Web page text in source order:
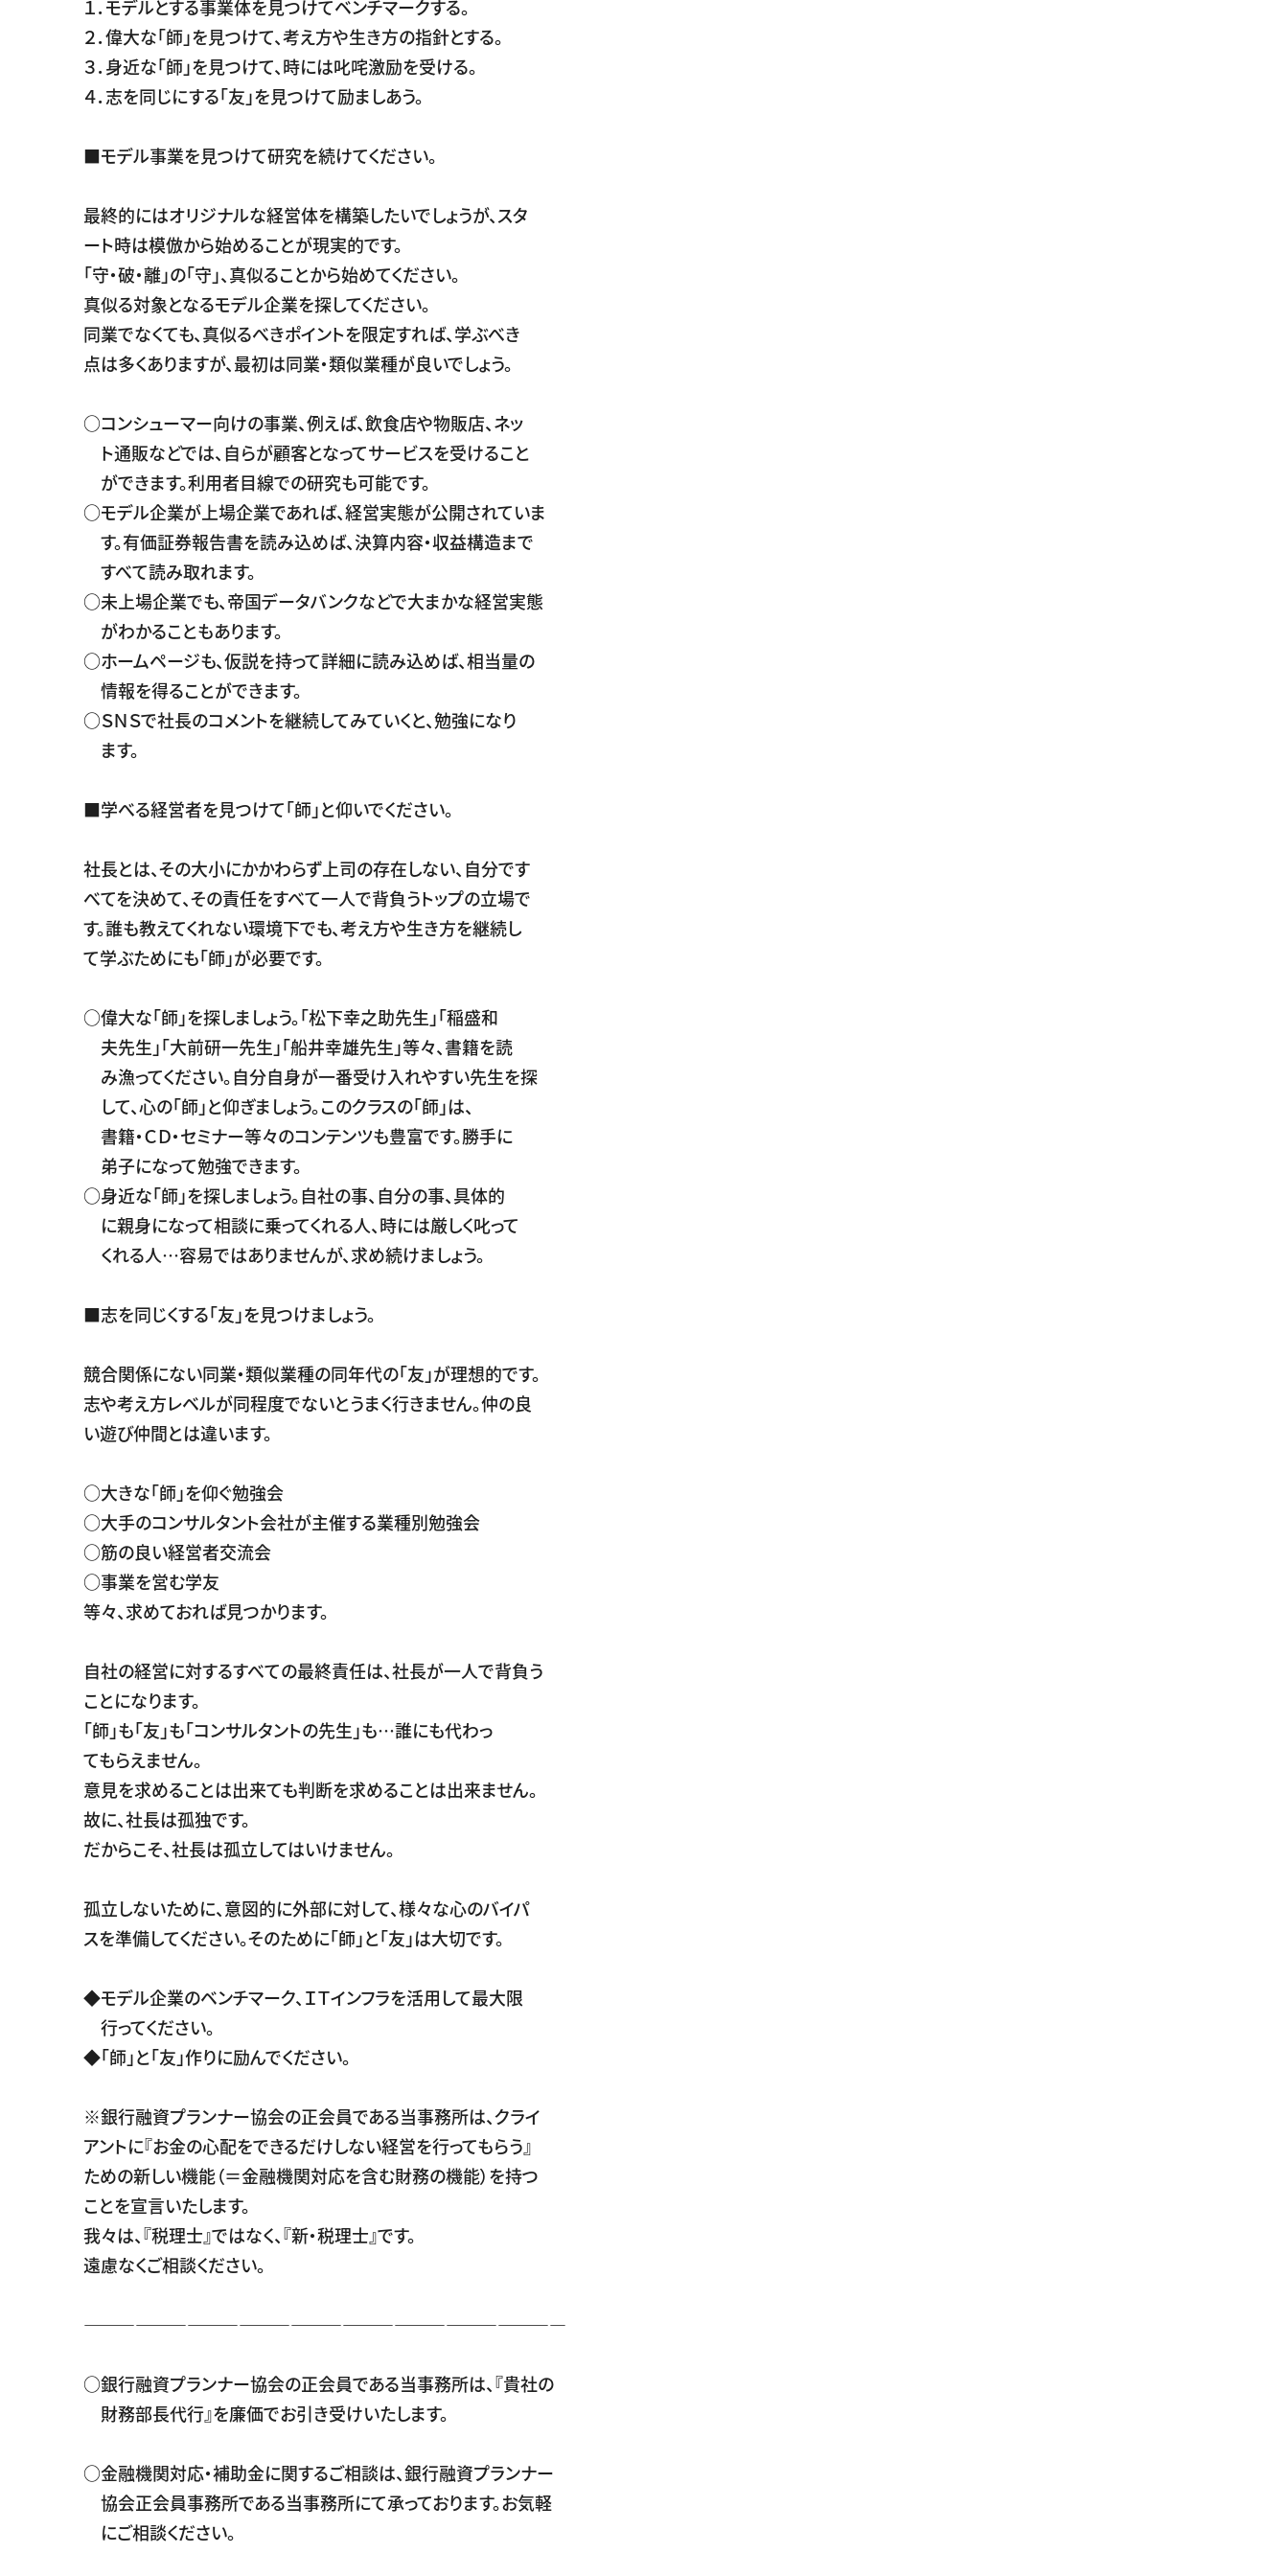
１．モデルとする事業体を見つけてベンチマークする。
２．偉大な「師」を見つけて、考え方や生き方の指針とする。
３．身近な「師」を見つけて、時には叱咤激励を受ける。
４．志を同じにする「友」を見つけて励ましあう。
■モデル事業を見つけて研究を続けてください。
最終的にはオリジナルな経営体を構築したいでしょうが、スタ
ート時は模倣から始めることが現実的です。
「守・破・離」の「守」、真似ることから始めてください。
真似る対象となるモデル企業を探してください。
同業でなくても、真似るべきポイントを限定すれば、学ぶべき
点は多くありますが、最初は同業・類似業種が良いでしょう。
○コンシューマー向けの事業、例えば、飲食店や物販店、ネッ
ト通販などでは、自らが顧客となってサービスを受けること
ができます。利用者目線での研究も可能です。
○モデル企業が上場企業であれば、経営実態が公開されていま
す。有価証券報告書を読み込めば、決算内容・収益構造まで
すべて読み取れます。
○未上場企業でも、帝国データバンクなどで大まかな経営実態
がわかることもあります。
○ホームページも、仮説を持って詳細に読み込めば、相当量の
情報を得ることができます。
○ＳＮＳで社長のコメントを継続してみていくと、勉強になり
ます。
■学べる経営者を見つけて「師」と仰いでください。
社長とは、その大小にかかわらず上司の存在しない、自分です
べてを決めて、その責任をすべて一人で背負うトップの立場で
す。誰も教えてくれない環境下でも、考え方や生き方を継続し
て学ぶためにも「師」が必要です。
○偉大な「師」を探しましょう。「松下幸之助先生」「稲盛和
夫先生」「大前研一先生」「船井幸雄先生」等々、書籍を読
み漁ってください。自分自身が一番受け入れやすい先生を探
して、心の「師」と仰ぎましょう。このクラスの「師」は、
書籍・ＣＤ・セミナー等々のコンテンツも豊富です。勝手に
弟子になって勉強できます。
○身近な「師」を探しましょう。自社の事、自分の事、具体的
に親身になって相談に乗ってくれる人、時には厳しく叱って
くれる人…容易ではありませんが、求め続けましょう。
■志を同じくする「友」を見つけましょう。
競合関係にない同業・類似業種の同年代の「友」が理想的です。
志や考え方レベルが同程度でないとうまく行きません。仲の良
い遊び仲間とは違います。
○大きな「師」を仰ぐ勉強会
○大手のコンサルタント会社が主催する業種別勉強会
○筋の良い経営者交流会
○事業を営む学友
等々、求めておれば見つかります。
自社の経営に対するすべての最終責任は、社長が一人で背負う
ことになります。
「師」も「友」も「コンサルタントの先生」も…誰にも代わっ
てもらえません。
意見を求めることは出来ても判断を求めることは出来ません。
故に、社長は孤独です。
だからこそ、社長は孤立してはいけません。
孤立しないために、意図的に外部に対して、様々な心のバイパ
スを準備してください。そのために「師」と「友」は大切です。
◆モデル企業のベンチマーク、ＩＴインフラを活用して最大限
行ってください。
◆「師」と「友」作りに励んでください。
※銀行融資プランナー協会の正会員である当事務所は、クライ
アントに『お金の心配をできるだけしない経営を行ってもらう』
ための新しい機能（＝金融機関対応を含む財務の機能）を持つ
ことを宣言いたします。
我々は、『税理士』ではなく、『新・税理士』です。
遠慮なくご相談ください。
――――――――――――――――――――――――――――
○銀行融資プランナー協会の正会員である当事務所は、『貴社の
財務部長代行』を廉価でお引き受けいたします。
○金融機関対応・補助金に関するご相談は、銀行融資プランナー
協会正会員事務所である当事務所にて承っております。お気軽
にご相談ください。